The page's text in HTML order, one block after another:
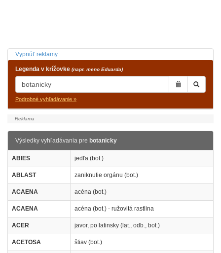
Vypnúť reklamy
Legenda v krížovke (napr. meno Eduarda)
Podrobné vyhľadávanie »
Výsledky vyhľadávania pre botanicky
ABIES jedľa (bot.)
ABLAST zaniknutie orgánu (bot.)
ACAENA acéna (bot.)
ACAENA acéna (bot.) - ružovitá rastlina
ACER javor, po latinsky (lat., odb., bot.)
ACETOSA štiav (bot.)